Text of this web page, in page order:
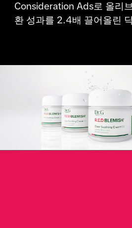
Consideration Ads로 올리
환 성과를 2.4배 끌어올린